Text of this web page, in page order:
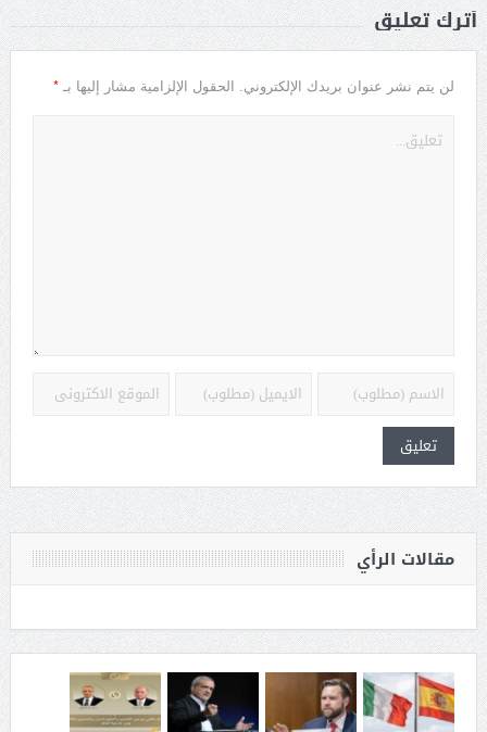
أترك تعليق
لن يتم نشر عنوان بريدك الإلكتروني. الحقول الإلزامية مشار إليها بـ *
مقالات الرأي